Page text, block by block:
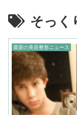
そっく
最新の美容整形ニュース